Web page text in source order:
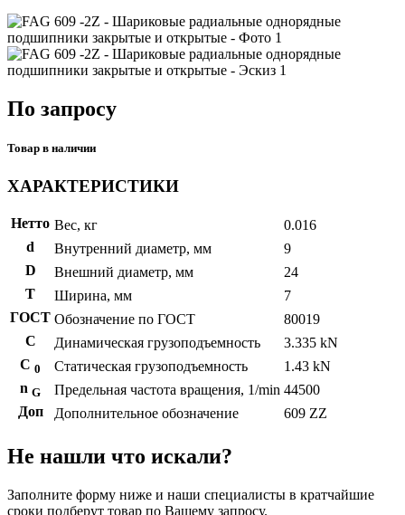
По запросу
Товар в наличии
ХАРАКТЕРИСТИКИ
Нетто Вес, кг
0.016
d
Внутренний диаметр, мм
9
D
Внешний диаметр, мм
24
T
Ширина, мм
7
ГОСТ Обозначение по ГОСТ
80019
C
Динамическая грузоподъемность
3.335 kN
С 0 Статическая грузоподъемность
1.43 kN
n G Предельная частота вращения, 1/min 44500
Доп
Дополнительное обозначение 609 ZZ
Не нашли что искали?
Заполните форму ниже и наши специалисты в кратчайшие
сроки подберут товар по Вашему запросу.